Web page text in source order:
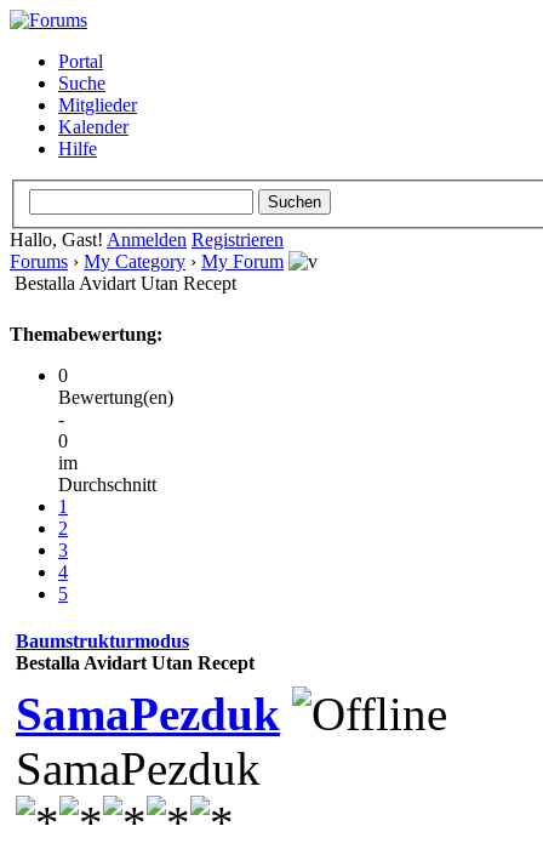
Portal
Suche
Mitglieder
Kalender
Hilfe
Hallo, Gast! Anmelden Registrieren
Forums › My Category › My Forum
Bestalla Avidart Utan Recept
Themabewertung:
0
Bewertung(en)
-
0
im
Durchschnitt
1
2
3
4
5
Baumstrukturmodus
Bestalla Avidart Utan Recept
SamaPezduk
SamaPezduk